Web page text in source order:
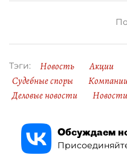
Тэги: Новость Акции
Судебные споры
Деловые новости
Обсуждаем